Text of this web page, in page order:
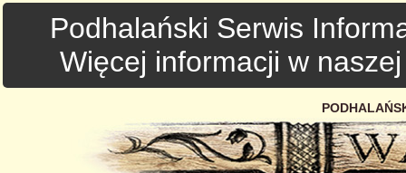
Podhalański Serwis
Więcej informacji w